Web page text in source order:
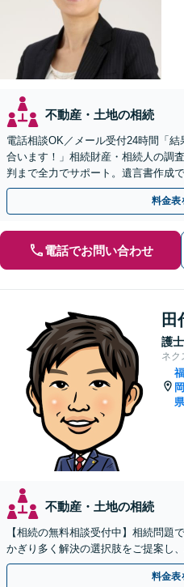
不動産・土地の相続
電話相談OK／メール受付24時間「
合います！」相続財産・相続人の調
判まで全力でサポート。遺言書作成
オン可】【西小倉駅7分】【小倉北警
料金表
電話でお問い合わせ
田
護士
ネク
福
岡
県
不動産・土地の相続
【相続の無料相談受付中】相続問題
かぎり多く解決の選択肢をご提案し
料金表